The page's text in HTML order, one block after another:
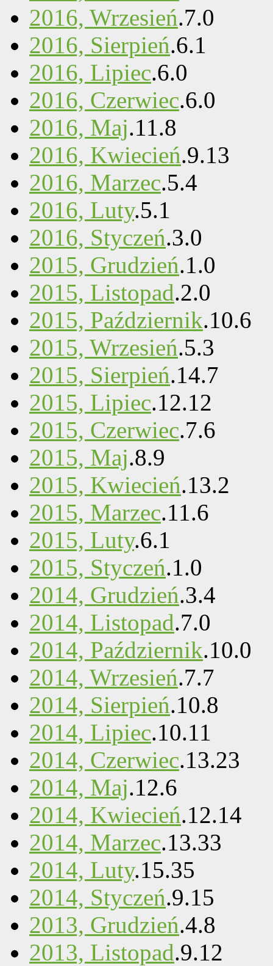
2016, Wrzesień.7.0
2016, Sierpień.6.1
2016, Lipiec.6.0
2016, Czerwiec.6.0
2016, Maj.11.8
2016, Kwiecień.9.13
2016, Marzec.5.4
2016, Luty.5.1
2016, Styczeń.3.0
2015, Grudzień.1.0
2015, Listopad.2.0
2015, Październik.10.6
2015, Wrzesień.5.3
2015, Sierpień.14.7
2015, Lipiec.12.12
2015, Czerwiec.7.6
2015, Maj.8.9
2015, Kwiecień.13.2
2015, Marzec.11.6
2015, Luty.6.1
2015, Styczeń.1.0
2014, Grudzień.3.4
2014, Listopad.7.0
2014, Październik.10.0
2014, Wrzesień.7.7
2014, Sierpień.10.8
2014, Lipiec.10.11
2014, Czerwiec.13.23
2014, Maj.12.6
2014, Kwiecień.12.14
2014, Marzec.13.33
2014, Luty.15.35
2014, Styczeń.9.15
2013, Grudzień.4.8
2013, Listopad.9.12